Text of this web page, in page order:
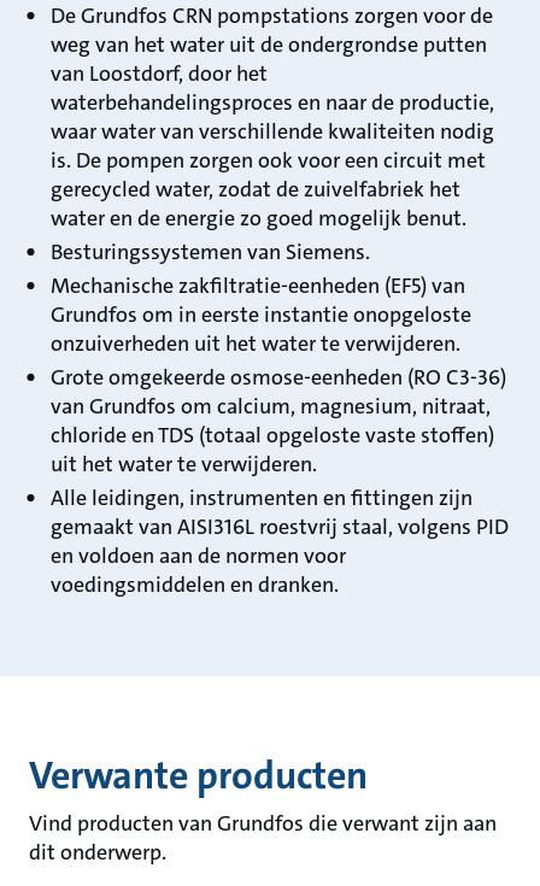
De Grundfos CRN pompstations zorgen voor de
weg van het water uit de ondergrondse putten
van Loostdorf, door het
waterbehandelingsproces en naar de productie,
waar water van verschillende kwaliteiten nodig
is. De pompen zorgen ook voor een circuit met
gerecycled water, zodat de zuivelfabriek het
water en de energie zo goed mogelijk benut.
Besturingssystemen van Siemens.
Mechanische zakfiltratie-eenheden (EF5) van
Grundfos om in eerste instantie onopgeloste
onzuiverheden uit het water te verwijderen.
Grote omgekeerde osmose-eenheden (RO C3-36)
van Grundfos om calcium, magnesium, nitraat,
chloride en TDS (totaal opgeloste vaste stoffen)
uit het water te verwijderen.
Alle leidingen, instrumenten en fittingen zijn
gemaakt van AISI316L roestvrij staal, volgens PID
en voldoen aan de normen voor
voedingsmiddelen en dranken.
Verwante producten
Vind producten van Grundfos die verwant zijn aan
dit onderwerp.